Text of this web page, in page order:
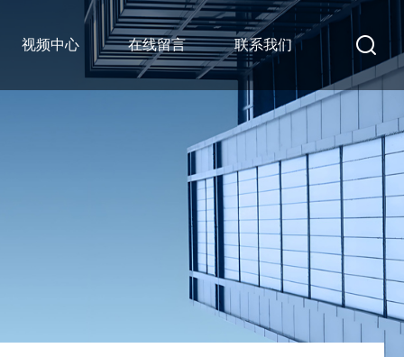
视频中心 在线留言 联系我们